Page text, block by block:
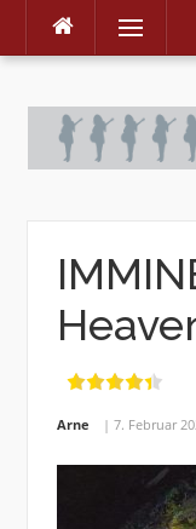
Skip
Menu
Arne 7. Februar